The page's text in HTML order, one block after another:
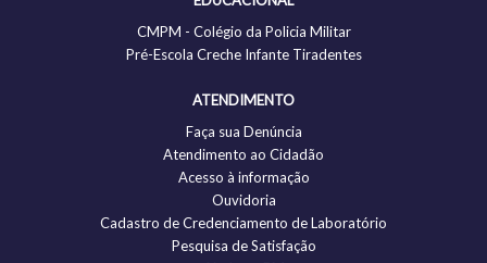
CMPM - Colégio da Policia Militar
Pré-Escola Creche Infante Tiradentes
ATENDIMENTO
Faça sua Denúncia
Atendimento ao Cidadão
Acesso à informação
Ouvidoria
Cadastro de Credenciamento de Laboratório
Pesquisa de Satisfação